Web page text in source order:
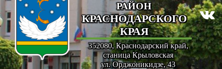
РАЙОН
КРАСНОДАРСКОГО
КРАЯ
352080, Краснодарский край,
станица Крыловская
ул. Орджоникидзе, 43